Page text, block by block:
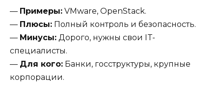
— Примеры: VMware, OpenStack.
— Плюсы: Полный контроль и безопасность.
— Минусы: Дорого, нужны свои IT-
специалисты.
— Для кого: Банки, госструктуры, крупные
корпорации.